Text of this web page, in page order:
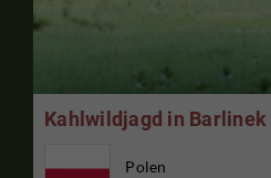
Kahlwildjagd in Barlinek
Polen